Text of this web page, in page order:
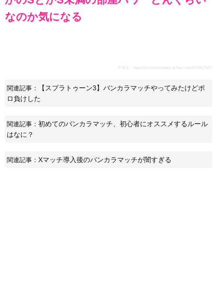
なのか気になる
引用元： https://2ch.sc/test/read.cgi/famicom/1670417527/
関連記事：
【スプラトゥーン3】バンカラマッチやってみたけどボ
ロ負けした
関連記事： 初めてのバンカラマッチ、初心者にオススメするルール
はなに？
関連記事： Xマッチ導入後のバンカラマッチが闇すぎる